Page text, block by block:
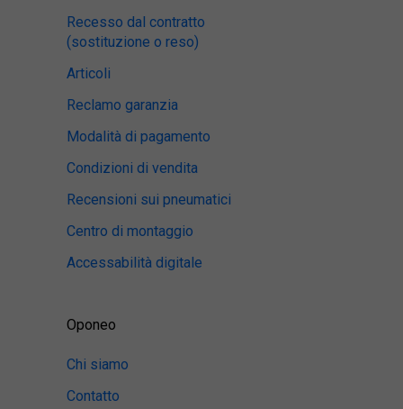
Recesso dal contratto
(sostituzione o reso)
Articoli
Reclamo garanzia
Modalità di pagamento
Condizioni di vendita
Recensioni sui pneumatici
Centro di montaggio
Accessabilità digitale
Oponeo
Chi siamo
Contatto